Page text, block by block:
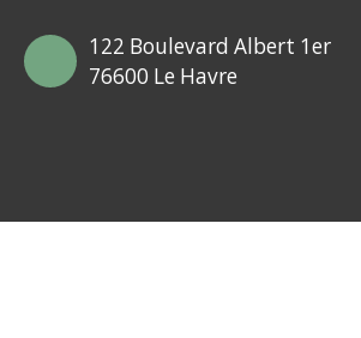
122 Boulevard Albert 1er
76600 Le Havre